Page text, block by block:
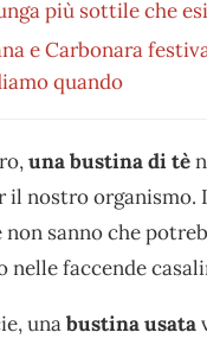
più sottile che
e Carbonara
quando
una bustina di tè
il nostro
sanno che
nelle faccende
unabustina usata